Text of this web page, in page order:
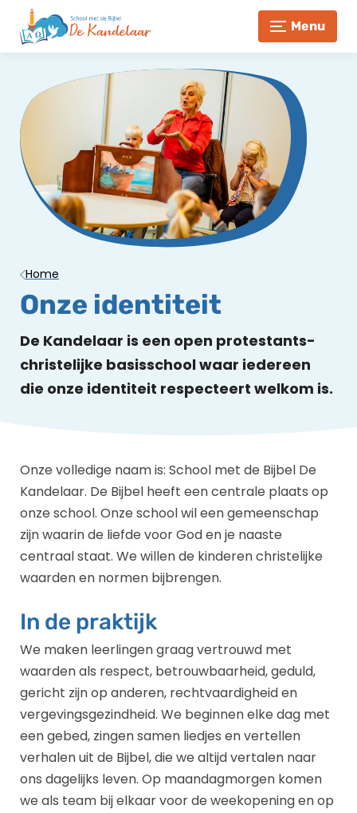
Menu
Home
Onze identiteit
De Kandelaar is een open protestants-
christelijke basisschool waar iedereen
die onze identiteit respecteert welkom is.
Onze volledige naam is: School met de Bijbel De
Kandelaar. De Bijbel heeft een centrale plaats op
onze school. Onze school wil een gemeenschap
zijn waarin de liefde voor God en je naaste
centraal staat. We willen de kinderen christelijke
waarden en normen bijbrengen.
In de praktijk
We maken leerlingen graag vertrouwd met
waarden als respect, betrouwbaarheid, geduld,
gericht zijn op anderen, rechtvaardigheid en
vergevingsgezindheid. We beginnen elke dag met
een gebed, zingen samen liedjes en vertellen
verhalen uit de Bijbel, die we altijd vertalen naar
ons dagelijks leven. Op maandagmorgen komen
we als team bij elkaar voor de weekopening en op